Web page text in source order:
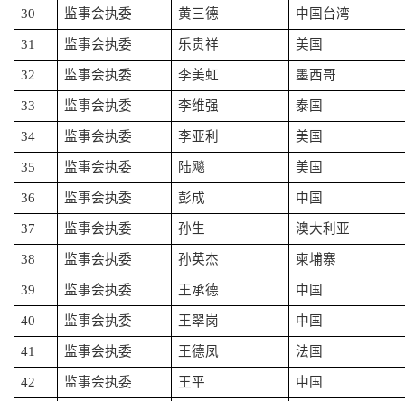
30 监事会执委 黄三德 中国台湾
31 监事会执委 乐贵祥 美国
32 监事会执委 李美虹 墨西哥
33 监事会执委 李维强 泰国
34 监事会执委 李亚利 美国
35 监事会执委 陆飚 美国
36 监事会执委 彭成 中国
37 监事会执委 孙生 澳大利亚
38 监事会执委 孙英杰 柬埔寨
39 监事会执委 王承德 中国
40 监事会执委 王翠岗 中国
41 监事会执委 王德凤 法国
42 监事会执委 王平 中国